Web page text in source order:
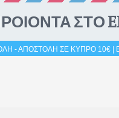
- ΑΠΟΣΤΟΛΗ ΣΕ ΚΥΠΡΟ 10€ |